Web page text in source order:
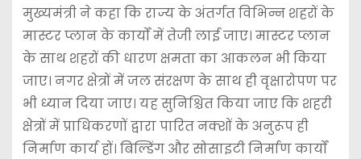
मुख्यमंत्री ने कहा कि राज्य के अंतर्गत विभिन्न शहरों के
मास्टर प्लान के कार्यों में तेजी लाई जाए। मास्टर प्लान
के साथ शहरों की धारण क्षमता का आकलन भी किया
जाए। नगर क्षेत्रों में जल संरक्षण के साथ ही वृक्षारोपण पर
भी ध्यान दिया जाए। यह सुनिश्चित किया जाए कि शहरी
क्षेत्रों में प्राधिकरणों द्वारा पारित नक्शों के अनुरूप ही
निर्माण कार्य हों। बिल्डिंग और सोसाइटी निर्माण कार्यों